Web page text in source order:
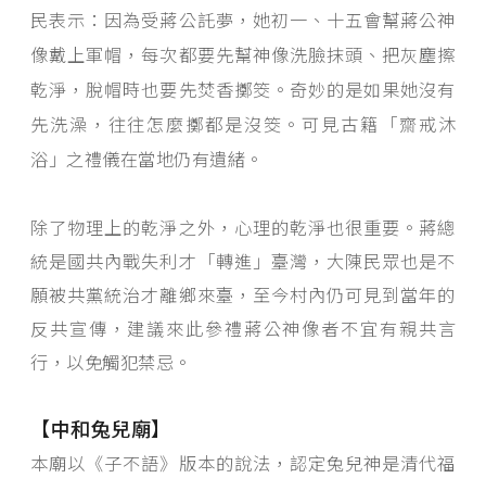
民表示：因為受蔣公託夢，她初一、十五會幫蔣公神
像戴上軍帽，每次都要先幫神像洗臉抹頭、把灰塵擦
乾淨，脫帽時也要先焚香擲筊。奇妙的是如果她沒有
先洗澡，往往怎麼擲都是沒筊。可見古籍「齋戒沐
浴」之禮儀在當地仍有遺緒。
除了物理上的乾淨之外，心理的乾淨也很重要。蔣總
統是國共內戰失利才「轉進」臺灣，大陳民眾也是不
願被共黨統治才離鄉來臺，至今村內仍可見到當年的
反共宣傳，建議來此參禮蔣公神像者不宜有親共言
行，以免觸犯禁忌。
【中和兔兒廟】
本廟以《子不語》版本的說法，認定兔兒神是清代福